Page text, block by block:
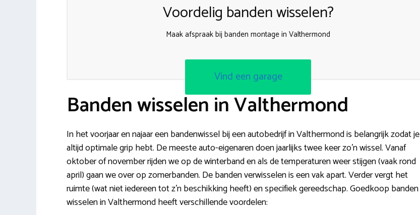
Voordelig banden wisselen?
Maak afspraak bij banden montage in Valthermond
Vind een garage
Banden wisselen in Valthermond
In het voorjaar en najaar een bandenwissel bij een autobedrijf in Valthermond is belangrijk zodat je
altijd optimale grip hebt. De meeste auto-eigenaren doen jaarlijks twee keer zo’n wissel. Vanaf
oktober of november rijden we op de winterband en als de temperaturen weer stijgen (vaak rond
april) gaan we over op zomerbanden. De banden verwisselen is een vak apart. Verder vergt het
ruimte (wat niet iedereen tot z’n beschikking heeft) en specifiek gereedschap. Goedkoop banden
wisselen in Valthermond heeft verschillende voordelen: